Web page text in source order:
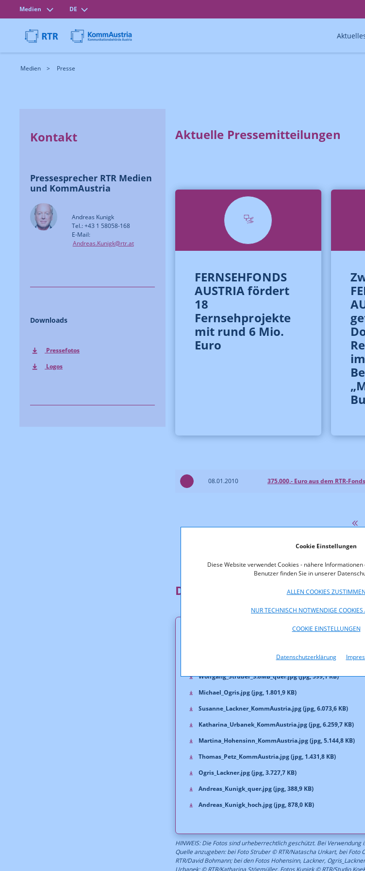
Cookie Einstellungen
Diese Website verwendet Cookies - nähere
Benutzer finden Sie in unserer
ALLEN COOKIES ZUSTIMMEN
NUR TECHNISCH NOTWENDIGE COOKIES
COOKIE EINSTELLUNGEN
Datenschutzerklärung
Medien DE
Medien Presse
Kontakt
Pressesprecher RTR Medien
und KommAustria
Andreas Kunigk
Tel.: +43 1 58058-168
E-Mail:
Andreas.Kunigk@rtr.at
Downloads
Pressefotos
Logos
Aktuelle Pressemitteilungen
FERNSEHFONDS
AUSTRIA fördert
18
Fernsehprojekte
mit rund 6 Mio.
Euro
08.01.2010 375.000,- Euro aus dem RTR-
Downloads
Wolfgang_Struber_5.3MB_hoch.jpg (jpg, 858,0 KB)
Wolfgang_Struber_3.8MB_quer.jpg (jpg, 599,1 KB)
Michael_Ogris.jpg (jpg, 1.801,9 KB)
Susanne_Lackner_KommAustria.jpg (jpg, 6.073,6 KB)
Katharina_Urbanek_KommAustria.jpg (jpg, 6.259,7 KB)
Martina_Hohensinn_KommAustria.jpg (jpg, 5.144,8 KB)
Thomas_Petz_KommAustria.jpg (jpg, 1.431,8 KB)
Ogris_Lackner.jpg (jpg, 3.727,7 KB)
Andreas_Kunigk_quer.jpg (jpg, 388,9 KB)
Andreas_Kunigk_hoch.jpg (jpg, 878,0 KB)
HINWEIS: Die Fotos sind urheberrechtlich geschützt. Bei Verwendung
Quelle anzugeben: bei Foto Struber © RTR/Natascha Unkart, bei Foto
RTR/David Bohmann; bei den Fotos Hohensinn, Lackner,
Urbanek: © RTR/Katharina Stögmüller, Fotos Kunigk © RTR/Studio